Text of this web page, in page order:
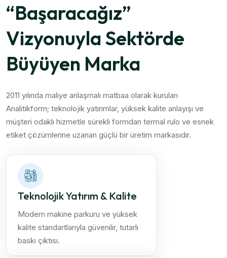
“Başaracağız”
Vizyonuyla Sektörde
Büyüyen Marka
2011 yılında maliye anlaşmalı matbaa olarak kurulan
Analitikform; teknolojik yatırımlar, yüksek kalite anlayışı ve
müşteri odaklı hizmetle sürekli formdan termal rulo ve esnek
etiket çözümlerine uzanan güçlü bir üretim markasıdır.
Teknolojik Yatırım & Kalite
Modern makine parkuru ve yüksek
kalite standartlarıyla güvenilir, tutarlı
baskı çıktısı.